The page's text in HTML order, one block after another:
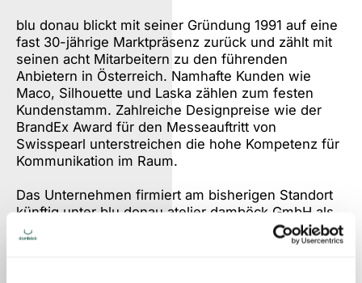
blu donau blickt mit seiner Gründung 1991 auf eine
fast 30-jährige Marktpräsenz zurück und zählt mit
seinen acht Mitarbeitern zu den führenden
Anbietern in Österreich. Namhafte Kunden wie
Maco, Silhouette und Laska zählen zum festen
Kundenstamm. Zahlreiche Designpreise wie der
BrandEx Award für den Messeauftritt von
Swisspearl unterstreichen die hohe Kompetenz für
Kommunikation im Raum.
Das Unternehmen firmiert am bisherigen Standort
künftig unter blu donau atelier damböck GmbH als
eigenständige Gesellschaft innerhalb der Atelier
Damböck Unternehmensgruppe. Der Standort wird